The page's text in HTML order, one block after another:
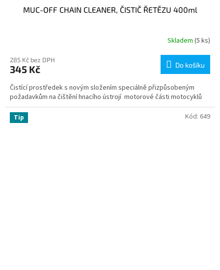
MUC-OFF CHAIN CLEANER, ČISTIČ ŘETĚZU 400ml
Skladem (5 ks)
285 Kč bez DPH
345 Kč Do košíku
Čistící prostředek s novým složením speciálně přizpůsobeným
požadavkům na čištění hnacího ústrojí motorové části motocyklů
Tip Kód: 649